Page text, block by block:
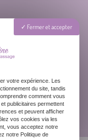
Fermer et accepter
votre expérience. Les
du site, tandis
comment vous
publicitaires permettent
et peuvent afficher
vos cookies via les
vous acceptez notre
notre Politique de